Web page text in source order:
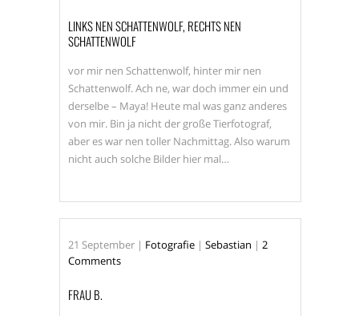
SANDKRUG
SHOOTING SONNE
STRALSUND STRASSEN
STREET
STREETPHOTOGRAPHY
LINKS NEN SCHATTENWOLF, RECHTS NEN
SCHATTENWOLF
vor mir nen Schattenwolf, hinter mir nen
Schattenwolf. Ach ne, war doch immer ein und
derselbe – Maya! Heute mal was ganz anderes
von mir. Bin ja nicht der große Tierfotograf,
aber es war nen toller Nachmittag. Also warum
nicht auch solche Bilder hier mal…
21 September | Fotografie | Sebastian | 2
Comments
FRAU B.